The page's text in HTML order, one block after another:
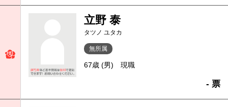
立野 泰
タツノ ユタカ
無所属
67歳 (男) 現職
- 票